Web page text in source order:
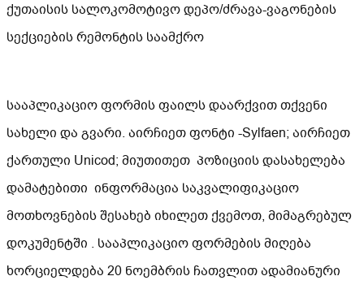
ქუთაისის სალოკომოტივო დეპო/ძრავა-ვაგონების
სექციების რემონტის საამქრო
სააპლიკაციო ფორმის ფაილს დაარქვით თქვენი
სახელი და გვარი. აირჩიეთ ფონტი -Sylfaen; აირჩიეთ
ქართული Unicod; მიუთითეთ პოზიციის დასახელება
დამატებითი ინფორმაცია საკვალიფიკაციო
მოთხოვნების შესახებ იხილეთ ქვემოთ, მიმაგრებულ
დოკუმენტში . სააპლიკაციო ფორმების მიღება
ხორციელდება 20 ნოემბრის ჩათვლით ადამიანური